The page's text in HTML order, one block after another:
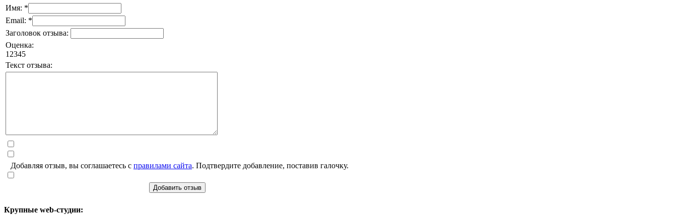
Имя: *
Email: *
Заголовок отзыва:
Оценка:
1 2345
Текст отзыва:
Добавляя отзыв, вы соглашаетесь с правилами сайта. Подтвердите добавление, поставив галочку.
Добавить отзыв
Крупные web-студии: